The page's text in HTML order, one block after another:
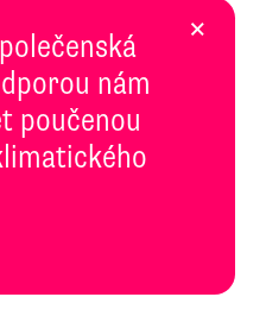
nám
poučenou
×